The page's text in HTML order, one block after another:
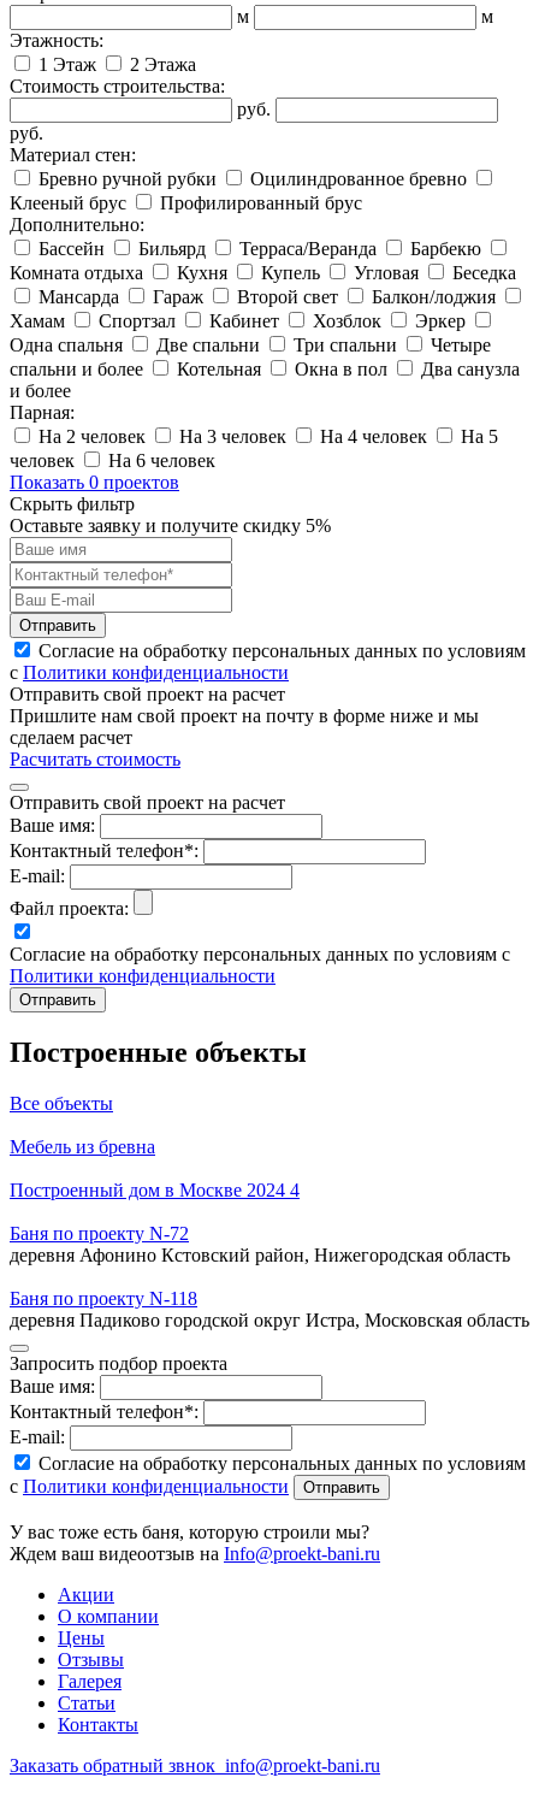
м
м
Этажность:
1 Этаж
2 Этажа
Стоимость строительства:
руб.
руб.
Материал стен:
Бревно ручной рубки
Оцилиндрованное бревно
Клееный брус
Профилированный брус
Дополнительно:
Бассейн
Бильярд Терраса/Веранда
Барбекю
Комната отдыха
Кухня Купель Угловая
Беседка
Мансарда
Гараж Второй свет
Балкон/лоджия
Хамам
Спортзал Кабинет Хозблок
Эркер
Одна спальня
Две спальни Три спальни
Четыре
спальни и более
Котельная Окна в пол
Два санузла
и более
Парная:
На 2 человек
На 3 человек На 4 человек
На 5
человек
На 6 человек
Показать 0 проектов
Скрыть фильтр
Оставьте заявку и получите скидку 5%
Отправить
Согласие на обработку персональных данных по условиям
с Политики конфиденциальности
Отправить свой проект на расчет
Пришлите нам свой проект на почту в форме ниже и мы
сделаем расчет
Расчитать стоимость
Отправить свой проект на расчет
Ваше имя:
Контактный телефон*:
E-mail:
Файл проекта:
Согласие на обработку персональных данных по условиям с
Политики конфиденциальности
Построенные объекты
Все объекты
Мебель из бревна
Построенный дом в Москве 2024 4
Баня по проекту N-72
деревня Афонино Кстовский район, Нижегородская область
Баня по проекту N-118
деревня Падиково городской округ Истра, Московская область
Запросить подбор проекта
Ваше имя:
Контактный телефон*:
E-mail:
Согласие на обработку персональных данных по условиям
с Политики конфиденциальности
У вас тоже есть баня, которую строили мы?
Ждем ваш видеоотзыв на Info@proekt-bani.ru
Акции
О компании
Цены
Отзывы
Галерея
Статьи
Контакты
Заказать обратный звнок info@proekt-bani.ru